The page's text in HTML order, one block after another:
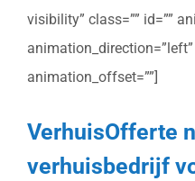
visibility” class=”” id=””
animation_offset=””]
VerhuisOfferte
verhuisbedrijf